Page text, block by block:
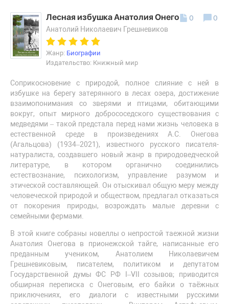
Лесная избушка Анатолия Онегова
Анатолий Николаевич Грешневиков
Жанр: Биографии
Издательство: Книжный мир
Соприкосновение с природой, полное слияние с ней в
избушке на берегу затерянного в лесах озера, достижение
взаимопонимания со зверями и птицами, обитающими
вокруг, опыт мирного добрососедского существования с
медведями – такой предстала перед нами жизнь человека в
естественной среде в произведениях А.С. Онегова
(Агальцова) (1934–2021), известного русского писателя-
натуралиста, создавшего новый жанр в природоведческой
литературе, в котором органично соединились
естествознание, психологизм, управление разумом и
этической составляющей. Он отыскивал общую меру между
человеческой природой и обществом, предлагал отказаться
от покорения природы, возрождать малые деревни с
семейными фермами.
В этой книге собраны новеллы о непростой таежной жизни
Анатолия Онегова в прионежской тайге, написанные его
преданным учеником, Анатолием Николаевичем
Грешневиковым, писателем, политиком и депутатом
Государственной думы ФС РФ I–VII созывов; приводится
обширная переписка с Онеговым, его байки о таёжных
приключениях, его диалоги с известными русскими
0 0